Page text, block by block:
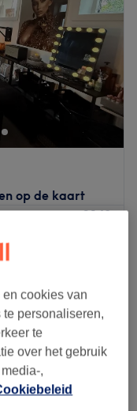
op de kaart
€149
€49
10:00–18:00
cookies van
personaliseren,
te
over het gebruik
,